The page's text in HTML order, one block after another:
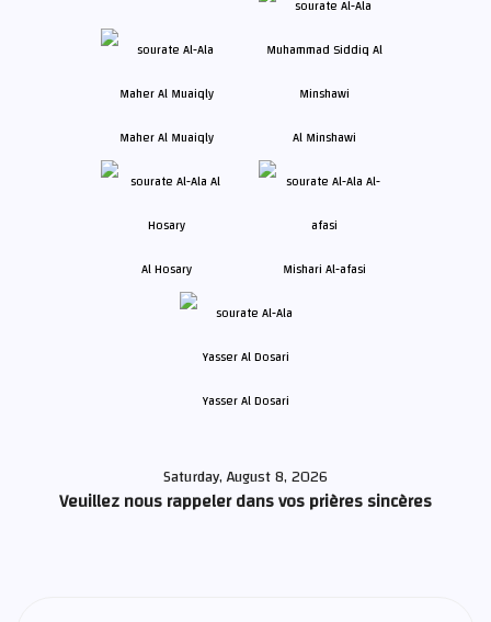
Maher Al Muaiqly Al Minshawi
Al Hosary Mishari Al-afasi
Yasser Al Dosari
Saturday, August 8, 2026
Veuillez nous rappeler dans vos prières sincères